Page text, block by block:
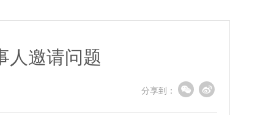
人邀请问题
分享到：